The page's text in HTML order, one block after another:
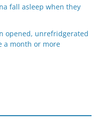
fall asleep when they
opened, unrefridgerated
a month or more